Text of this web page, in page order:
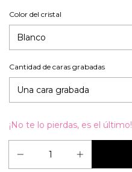
Color del cristal
Cantidad de caras grabadas
¡No te lo pierdas, es el último!